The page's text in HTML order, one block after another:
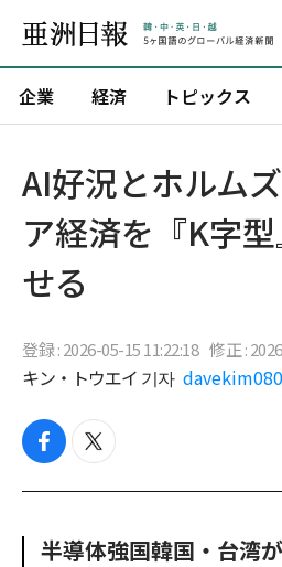
企業 経済 トピックス
AI好況とホルム
ア経済を『K字
せる
登録 : 2026-05-15 11:22:18 修正 :
キン・トウエイ 기자
f
c
b
o
t
i
e
半導体強国韓国・台湾